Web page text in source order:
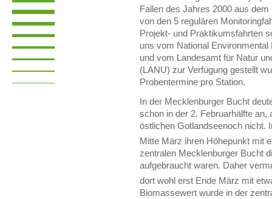
Fallen des Jahres 2000 aus
von den 5 regulären
Projekt- und Praktikumsfahrten
uns vom National
und vom Landesamt für Natur
(LANU) zur Verfügung gestellt
Probentermine pro Station.
In der Mecklenburger Bucht
schon in der 2. Februarhälfte an,
östlichen Gotlandseenoch nicht.
Mitte März ihren Höhepunkt mit
zentralen Mecklenburger Bucht
aufgebraucht waren. Daher
dort wohl erst Ende März mit
Biomassewert wurde in der